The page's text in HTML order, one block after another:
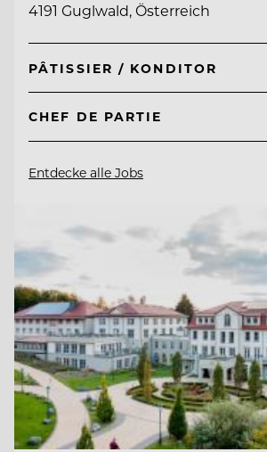
4191 Guglwald, Österreich
PÂTISSIER / KONDITOR
CHEF DE PARTIE
Entdecke alle Jobs